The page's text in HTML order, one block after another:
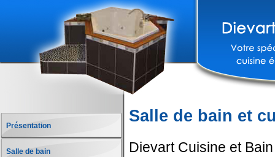
Présentation
Salle de bain
Salle de bain et
Dievart Cuisine et